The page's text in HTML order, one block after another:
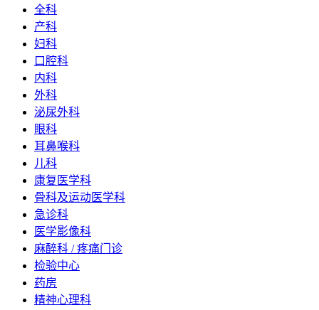
全科
产科
妇科
口腔科
内科
外科
泌尿外科
眼科
耳鼻喉科
儿科
康复医学科
骨科及运动医学科
急诊科
医学影像科
麻醉科 / 疼痛门诊
检验中心
药房
精神心理科